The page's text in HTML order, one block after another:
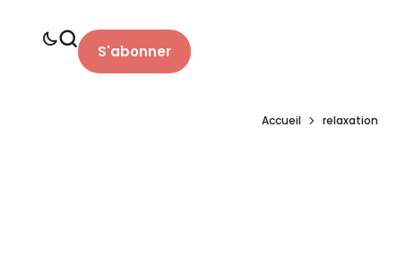
S'abonner
Accueil relaxation